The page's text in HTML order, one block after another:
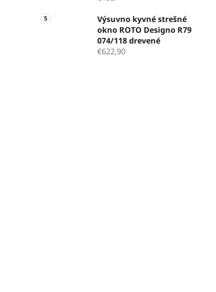
Výsuvno kyvné strešné
okno ROTO Designo R79
074/118 drevené
€622,90